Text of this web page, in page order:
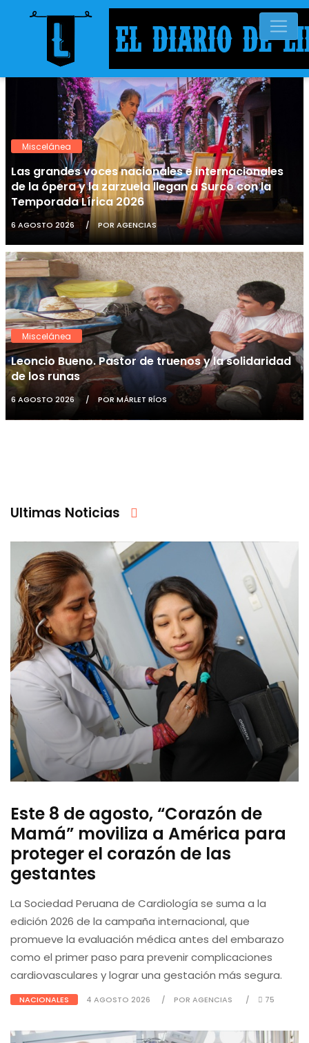
Miscelánea
Las grandes voces nacionales e internacionales
de la ópera y la zarzuela llegan a Surco con la
Temporada Lírica 2026
6 AGOSTO 2026 POR AGENCIAS
Miscelánea
Leoncio Bueno. Pastor de truenos y la solidaridad
de los runas
6 AGOSTO 2026 POR MÁRLET RÍOS
Ultimas Noticias
Este 8 de agosto, “Corazón de
Mamá” moviliza a América para
proteger el corazón de las
gestantes
La Sociedad Peruana de Cardiología se suma a la
edición 2026 de la campaña internacional, que
promueve la evaluación médica antes del embarazo
como el primer paso para prevenir complicaciones
cardiovasculares y lograr una gestación más segura.
NACIONALES 4 AGOSTO 2026 POR AGENCIAS 75